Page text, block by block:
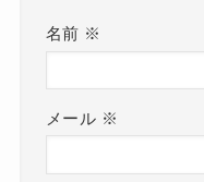
名前 ※
メール ※